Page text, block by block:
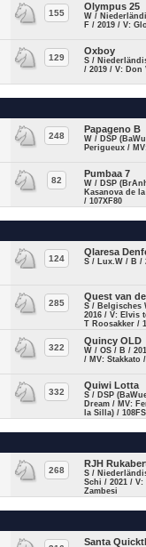
155
Olympus 25
W /
F / 2019 / V:
129
Oxboy
S /
/ 2019 / V: Don
248
Papageno B
W / DSP
Perigueux /
82
Pumbaa 7
W / DSP
Kasanova de
/ 107XF80
124
Qlaresa
S / Lux.W / B /
285
Quest van
S / Belgisches
2016 / V: Elvis
T Roosakker /
322
Quincy OLD
W / OS / B /
/ MV: Stakkato
332
Quiwi Lotta
S / DSP
Dream / MV:
la Silla) /
268
RJH
S /
Schi / 2021 /
Zambesi
Santa